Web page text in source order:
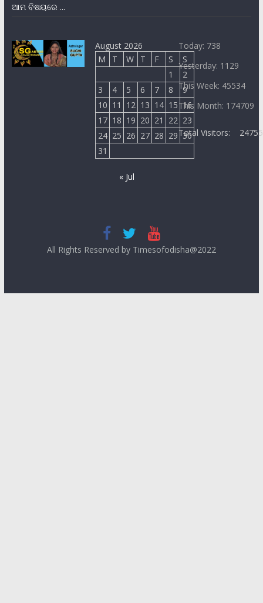
ଆମ ବିଷୟରେ ...
August 2026
M
T W T F S
S
1
2
3
4 5 6 7 8
9
10 11 12 13 14 15 16
17 18 19 20 21 22 23
24 25 26 27 28 29 30
31
« Jul
Today: 738
Yesterday: 1129
This Week: 45534
This Month: 174709
Total Visitors:
All Rights Reserved by Timesofodisha@2022